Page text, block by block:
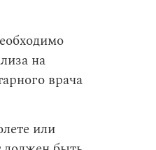
на
врача
или